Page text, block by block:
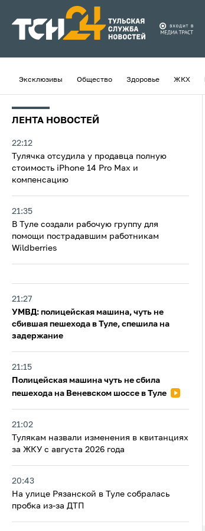
Эксклюзивы Общество Здоровье ЖКХ
ЛЕНТА НОВОСТЕЙ
22:12
Тулячка отсудила у продавца полную
стоимость iPhone 14 Pro Max и
компенсацию
21:35
В Туле создали рабочую группу для
помощи пострадавшим работникам
Wildberries
21:27
УМВД: полицейская машина, чуть не
сбившая пешехода в Туле, спешила на
задержание
21:15
Полицейская машина чуть не сбила
пешехода на Веневском шоссе в Туле
21:02
Тулякам назвали изменения в квитанциях
за ЖКУ с августа 2026 года
20:43
На улице Рязанской в Туле собралась
пробка из-за ДТП